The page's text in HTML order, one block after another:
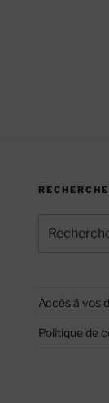
pour
Accès à vos
Politique de